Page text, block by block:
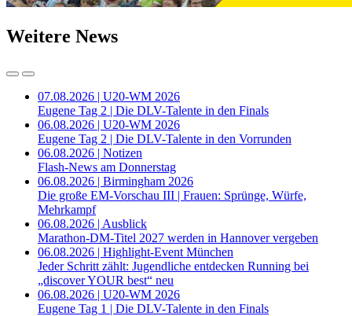
Weitere News
07.08.2026 | U20-WM 2026
Eugene Tag 2 | Die DLV-Talente in den Finals
06.08.2026 | U20-WM 2026
Eugene Tag 2 | Die DLV-Talente in den Vorrunden
06.08.2026 | Notizen
Flash-News am Donnerstag
06.08.2026 | Birmingham 2026
Die große EM-Vorschau III | Frauen: Sprünge, Würfe,
Mehrkampf
06.08.2026 | Ausblick
Marathon-DM-Titel 2027 werden in Hannover vergeben
06.08.2026 | Highlight-Event München
Jeder Schritt zählt: Jugendliche entdecken Running bei
„discover YOUR best“ neu
06.08.2026 | U20-WM 2026
Eugene Tag 1 | Die DLV-Talente in den Finals